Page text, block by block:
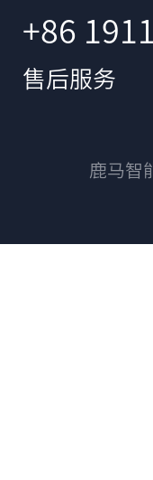
+86
售后服务
鹿马智